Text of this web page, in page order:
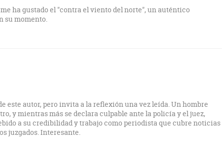
ha gustado el "contra el viento del norte", un auténtico
su momento.
este autor, pero invita a la reflexión una vez leída. Un hombre
y mientras más se declara culpable ante la policía y el juez,
a su credibilidad y trabajo como periodista que cubre noticias
juzgados. Interesante.